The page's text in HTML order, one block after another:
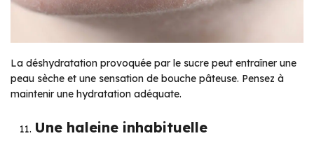
La déshydratation provoquée par le sucre peut entraîner une
peau sèche et une sensation de bouche pâteuse. Pensez à
maintenir une hydratation adéquate.
Une haleine inhabituelle